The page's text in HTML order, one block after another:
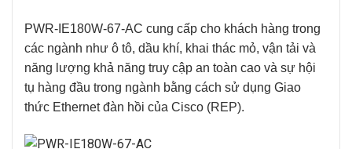
PWR-IE180W-67-AC cung cấp cho khách hàng trong
các ngành như ô tô, dầu khí, khai thác mỏ, vận tải và
năng lượng khả năng truy cập an toàn cao và sự hội
tụ hàng đầu trong ngành bằng cách sử dụng Giao
thức Ethernet đàn hồi của Cisco (REP).